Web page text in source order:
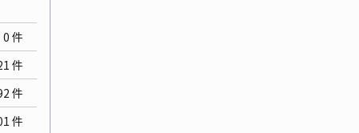
0 件
件
件
件